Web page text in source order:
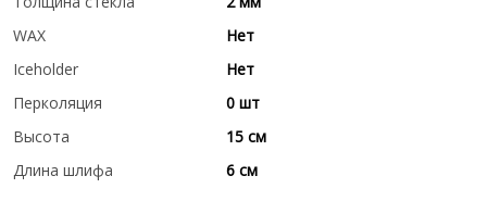
WAX
Нет
Iceholder
Нет
Перколяция
0 шт
Высота
15 см
Длина шлифа
6 см